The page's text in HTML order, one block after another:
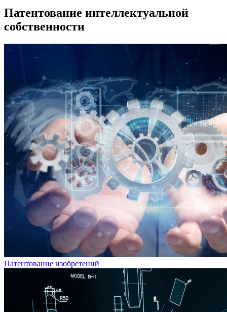
Патентование интеллектуальной
собственности
Патентование изобретений